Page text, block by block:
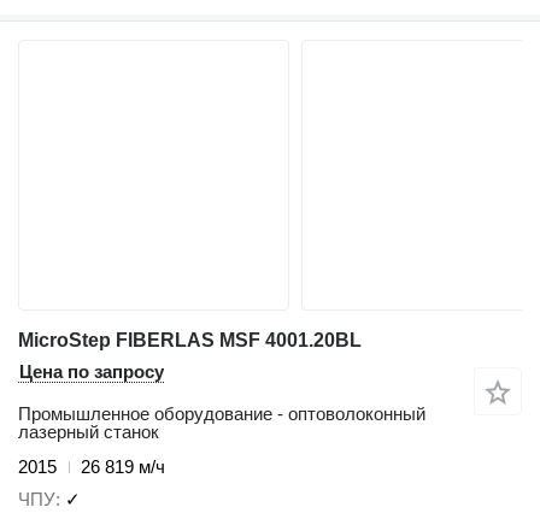
MicroStep FIBERLAS MSF 4001.20BL
Цена по запросу
Промышленное оборудование - оптоволоконный
лазерный станок
2015
26 819 м/ч
ЧПУ ✓